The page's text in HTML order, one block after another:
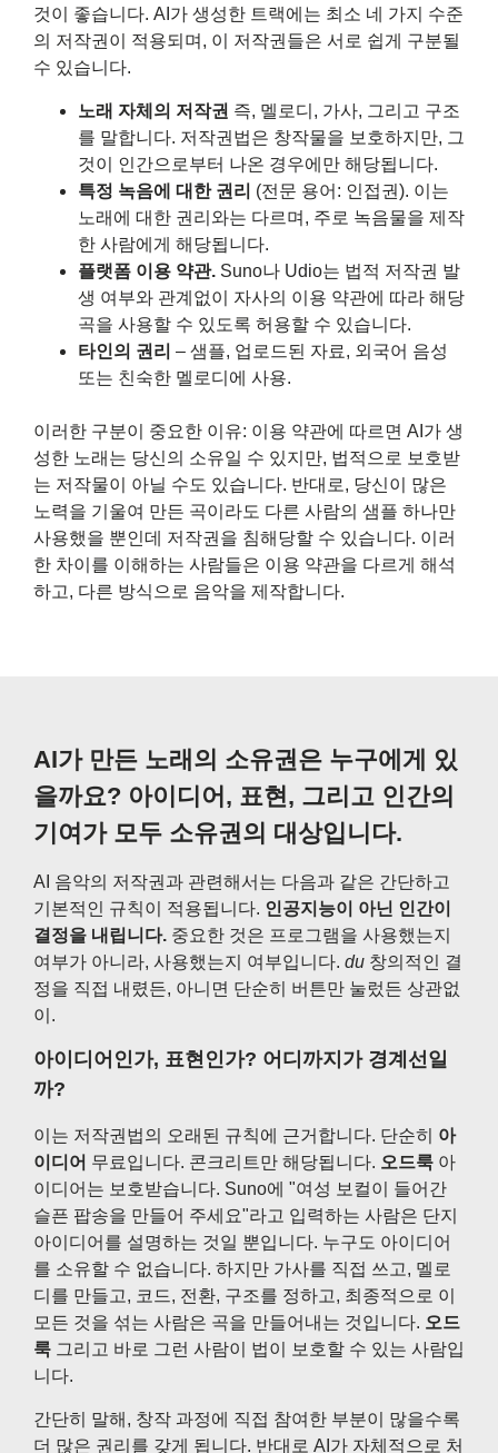
것이 좋습니다. AI가 생성한 트랙에는 최소 네 가지 수준
의 저작권이 적용되며, 이 저작권들은 서로 쉽게 구분될
수 있습니다.
노래 자체의 저작권 즉, 멜로디, 가사, 그리고 구조
를 말합니다. 저작권법은 창작물을 보호하지만, 그
것이 인간으로부터 나온 경우에만 해당됩니다.
특정 녹음에 대한 권리 (전문 용어: 인접권). 이는
노래에 대한 권리와는 다르며, 주로 녹음물을 제작
한 사람에게 해당됩니다.
플랫폼 이용 약관. Suno나 Udio는 법적 저작권 발
생 여부와 관계없이 자사의 이용 약관에 따라 해당
곡을 사용할 수 있도록 허용할 수 있습니다.
타인의 권리 – 샘플, 업로드된 자료, 외국어 음성
또는 친숙한 멜로디에 사용.
이러한 구분이 중요한 이유: 이용 약관에 따르면 AI가 생
성한 노래는 당신의 소유일 수 있지만, 법적으로 보호받
는 저작물이 아닐 수도 있습니다. 반대로, 당신이 많은
노력을 기울여 만든 곡이라도 다른 사람의 샘플 하나만
사용했을 뿐인데 저작권을 침해당할 수 있습니다. 이러
한 차이를 이해하는 사람들은 이용 약관을 다르게 해석
하고, 다른 방식으로 음악을 제작합니다.
AI가 만든 노래의 소유권은 누구에게 있
을까요? 아이디어, 표현, 그리고 인간의
기여가 모두 소유권의 대상입니다.
AI 음악의 저작권과 관련해서는 다음과 같은 간단하고
기본적인 규칙이 적용됩니다. 인공지능이 아닌 인간이
결정을 내립니다. 중요한 것은 프로그램을 사용했는지
여부가 아니라, 사용했는지 여부입니다. du 창의적인 결
정을 직접 내렸든, 아니면 단순히 버튼만 눌렀든 상관없
이.
아이디어인가, 표현인가? 어디까지가 경계선일
까?
이는 저작권법의 오래된 규칙에 근거합니다. 단순히 아
이디어 무료입니다. 콘크리트만 해당됩니다. 오드룩 아
이디어는 보호받습니다. Suno에 "여성 보컬이 들어간
슬픈 팝송을 만들어 주세요"라고 입력하는 사람은 단지
아이디어를 설명하는 것일 뿐입니다. 누구도 아이디어
를 소유할 수 없습니다. 하지만 가사를 직접 쓰고, 멜로
디를 만들고, 코드, 전환, 구조를 정하고, 최종적으로 이
모든 것을 섞는 사람은 곡을 만들어내는 것입니다. 오드
룩 그리고 바로 그런 사람이 법이 보호할 수 있는 사람입
니다.
간단히 말해, 창작 과정에 직접 참여한 부분이 많을수록
더 많은 권리를 갖게 됩니다. 반대로 AI가 자체적으로 처